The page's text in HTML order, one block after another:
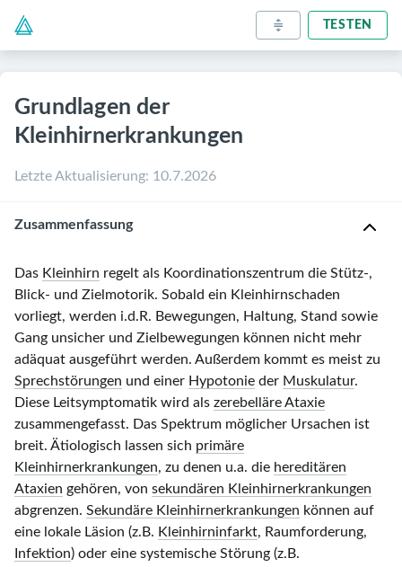
TESTEN
Grundlagen der
Kleinhirnerkrankungen
Letzte Aktualisierung: 10.7.2026
Zusammenfassung
Das Kleinhirn regelt als Koordinationszentrum die Stütz-,
Blick- und Zielmotorik. Sobald ein Kleinhirnschaden
vorliegt, werden i.d.R. Bewegungen, Haltung, Stand sowie
Gang unsicher und Zielbewegungen können nicht mehr
adäquat ausgeführt werden. Außerdem kommt es meist zu
Sprechstörungen und einer Hypotonie der Muskulatur.
Diese Leitsymptomatik wird als zerebelläre Ataxie
zusammengefasst. Das Spektrum möglicher Ursachen ist
breit. Ätiologisch lassen sich primäre
Kleinhirnerkrankungen, zu denen u.a. die hereditären
Ataxien gehören, von sekundären Kleinhirnerkrankungen
abgrenzen. Sekundäre Kleinhirnerkrankungen können auf
eine lokale Läsion (z.B. Kleinhirninfarkt, Raumforderung,
Infektion) oder eine systemische Störung (z.B.